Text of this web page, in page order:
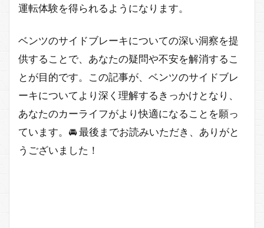
運転体験を得られるようになります。
ベンツのサイドブレーキについての深い洞察を提
供することで、あなたの疑問や不安を解消するこ
とが目的です。この記事が、ベンツのサイドブレ
ーキについてより深く理解するきっかけとなり、
あなたのカーライフがより快適になることを願っ
ています。🚘 最後までお読みいただき、ありがと
うございました！